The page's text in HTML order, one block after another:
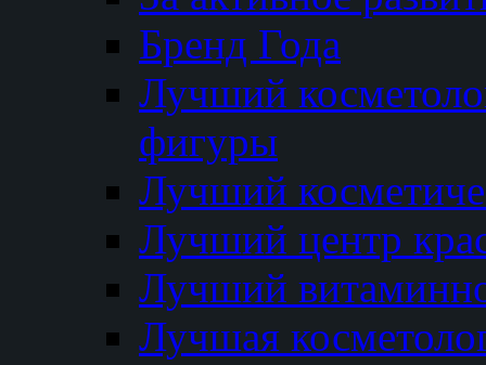
Бренд Года
Лучший
фигуры
Лучший
Лучший центр
Лучший
Лучшая